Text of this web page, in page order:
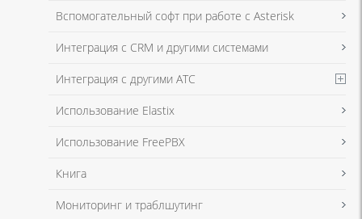
Я даю согласие на обработку моих персональных данных для связи
в соответствии с Политикой в отношении обработки персональных
Я даю согласие на обработку моих персональных данных для связи
в соответствии с Политикой в отношении обработки персональных
Вспомогательный софт при работе с Asterisk
Интеграция с CRM и другими системами
Интеграция с другими АТС
Использование Elastix
Использование FreePBX
Книга
Мониторинг и траблшутинг